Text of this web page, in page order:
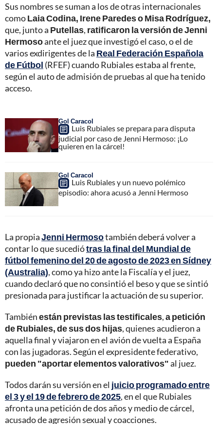
Sus nombres se suman a los de otras internacionales
comoLaia Codina, Irene Paredes o Misa Rodríguez,
que, junto a Putellas, ratificaron la versión de Jenni
Hermosoante el juez que investigó el caso, o el de
varios exdirigentes de la Real Federación Española
de Fútbol (RFEF) cuando Rubiales estaba al frente,
según el auto de admisión de pruebas al que ha tenido
acceso.
Gol Caracol
Luis Rubiales se prepara para disputa
judicial por caso de Jenni Hermoso: ¡Lo
quieren en la cárcel!
Gol Caracol
Luis Rubiales y un nuevo polémico
episodio: ahora acusó a Jenni Hermoso
La propiaJenni Hermosotambién deberá volver a
contar lo que sucediótras la final del Mundial de
fútbol femenino del 20 de agosto de 2023 en Sídney
(Australia), como ya hizo ante la Fiscalía y el juez,
cuando declaró que no consintió el beso y que se sintió
presionada para justificar la actuación de su superior.
Tambiénestán previstas las testificales,a petición
de Rubiales, de sus dos hijas, quienes acudieron a
aquella final y viajaron en el avión de vuelta a España
con las jugadoras. Según el expresidente federativo,
pueden "aportar elementos valorativos"al juez.
Todos darán su versión en el juicio programado entre
el 3 y el 19 de febrero de 2025, en el que Rubiales
afronta una petición de dos años y medio de cárcel,
acusado de agresión sexual y coacciones.